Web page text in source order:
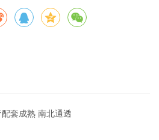
套成熟 南北通透